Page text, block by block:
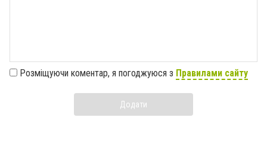
Розміщуючи коментар, я погоджуюся з Правилами сайту
Додати